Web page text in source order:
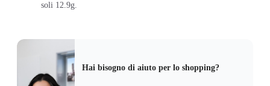
soli 12.9g.
Hai bisogno di aiuto per lo shopping?